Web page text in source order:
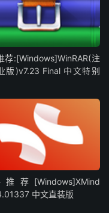
荐:[Windows]WinRAR(注
版)v7.23 Final 中文特别
荐[Windows]XMind
中文直装版